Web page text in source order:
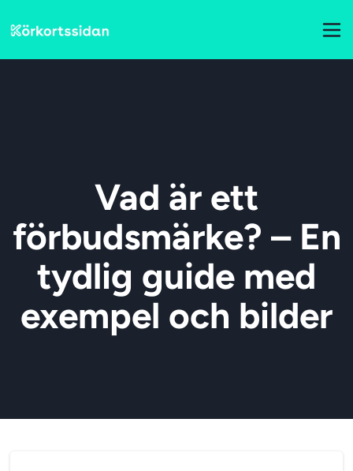
Vad är ett
förbudsmärke? – En
tydlig guide med
exempel och bilder